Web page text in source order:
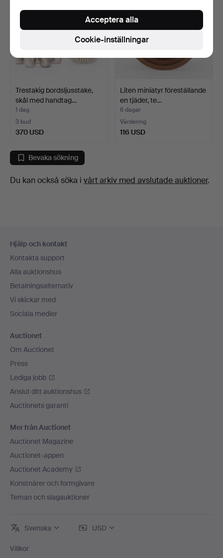
Trestakig bordsljusstake,
skål med handtag…
1 dag
3 bud
370 USD
Liten miniatyr föreställande
en tjäder, te…
6 dagar
Värdering
116 USD
Bevaka sökning
Du kan också söka i vårt arkiv med avslutade auktioner.
Hjälp och kontakt
Kontakta support
Alla auktionshus
Betalningsalternativ
Vi skickar med
Sociala medier
Auctionet
Om Auctionet
Press
Lediga jobb
Anslut ditt auktionshus
Auctionets garanti
Mer från Auctionet
Auctionet Magazine
Auctionet-appen
Auctionet Academy
Konstnärer och formgivare
Teman och slagauktioner
Svenska USD
Villkor
Cookie-inställningar
Acceptera alla